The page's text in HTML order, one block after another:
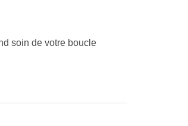
soin de votre boucle